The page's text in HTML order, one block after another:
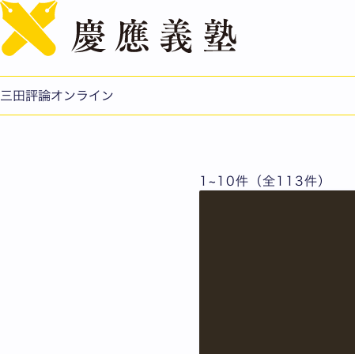
三田評論オンライン
1~10件（全113件）